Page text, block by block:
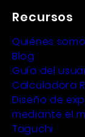
Recursos
Quiénes
Blog
Guía del
Calculadora
Diseño de
mediante el
Taguchi